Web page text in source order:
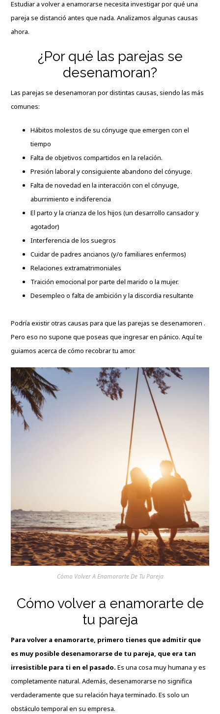
Estudiar a volver a enamorarse necesita investigar por qué una
pareja se distanció antes que nada. Analizamos algunas causas
ahora.
¿Por qué las parejas se
desenamoran?
Las parejas se desenamoran por distintas causas, siendo las más
comunes:
Hábitos molestos de su cónyuge que emergen con el
tiempo
Falta de objetivos compartidos en la relación.
Presión laboral y consiguiente abandono del cónyuge.
Falta de novedad en la interacción con el cónyuge,
aburrimiento e indiferencia
El parto y la crianza de los hijos (un desarrollo cansador y
agotador)
Interferencia de los suegros
Cuidar de padres ancianos (y/o familiares enfermos)
Relaciones extramatrimoniales
Traición emocional por parte del marido o la mujer.
Desempleo o falta de ambición y la discordia resultante
Podría existir otras causas para que las parejas se desenamoren .
Pero eso no supone que poseas que ingresar en pánico. Aquí te
guiamos acerca de cómo recobrar tu amor.
Cómo Volver A Enamorarte De Tu Pareja
Cómo volver a enamorarte de
tu pareja
Para volver a enamorarte, primero tienes que admitir que
es muy posible desenamorarse de tu pareja, que era tan
irresistible para ti en el pasado.Es una cosa muy humana y es
completamente natural. Además, desenamorarse no significa
verdaderamente que su relación haya terminado. Es solo un
obstáculo temporal en su empresa.